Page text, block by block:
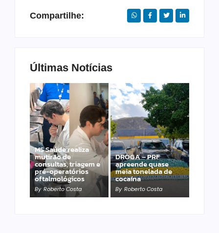
Compartilhe:
Últimas Notícias
MS Saúde realiza
mutirão de
consultas, triagem e
pré-operatórios
oftalmológicos
By Roberto Costa
DROGA – PRF
apreende quase
meia tonelada de
cocaína
By Roberto Costa
PRF apreende 20
pistolas e 40
carregadores na BR-
060
By Roberto Costa